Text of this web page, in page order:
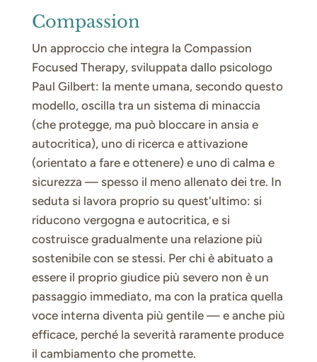
Compassion
Un approccio che integra la Compassion
Focused Therapy, sviluppata dallo psicologo
Paul Gilbert: la mente umana, secondo questo
modello, oscilla tra un sistema di minaccia
(che protegge, ma può bloccare in ansia e
autocritica), uno di ricerca e attivazione
(orientato a fare e ottenere) e uno di calma e
sicurezza — spesso il meno allenato dei tre. In
seduta si lavora proprio su quest'ultimo: si
riducono vergogna e autocritica, e si
costruisce gradualmente una relazione più
sostenibile con se stessi. Per chi è abituato a
essere il proprio giudice più severo non è un
passaggio immediato, ma con la pratica quella
voce interna diventa più gentile — e anche più
efficace, perché la severità raramente produce
il cambiamento che promette.